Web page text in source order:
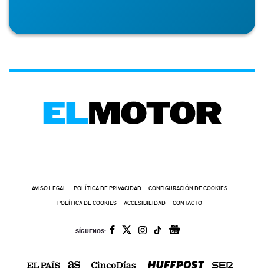
AVISO LEGAL POLÍTICA DE PRIVACIDAD CONFIGURACIÓN DE COOKIES
POLÍTICA DE COOKIES ACCESIBILIDAD CONTACTO
SÍGUENOS: